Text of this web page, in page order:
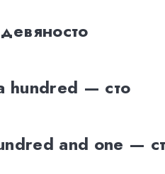
hundred — сто
and one —